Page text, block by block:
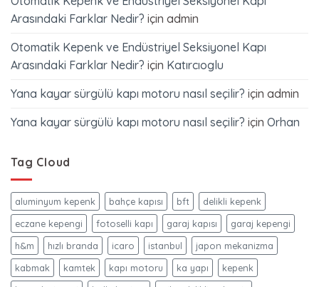
Arasındaki Farklar Nedir? için admin
Otomatik Kepenk ve Endüstriyel Seksiyonel Kapı
Arasındaki Farklar Nedir? için Katırcıoglu
Yana kayar sürgülü kapı motoru nasıl seçilir? için admin
Yana kayar sürgülü kapı motoru nasıl seçilir? için Orhan
Tag Cloud
aluminyum kepenk bahçe kapısı bft
delikli kepenk
eczane kepengi
fotoselli kapı garaj kapısı
garaj kepengi
h&m
hızlı branda icaro istanbul
japon mekanizma
kabmak
kamtek kapı motoru ka yapı
kepenk